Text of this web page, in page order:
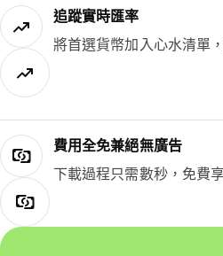
追蹤實時匯率
將首選貨幣加入心水清單
費用全免兼絕無廣告
下載過程只需數秒，免費